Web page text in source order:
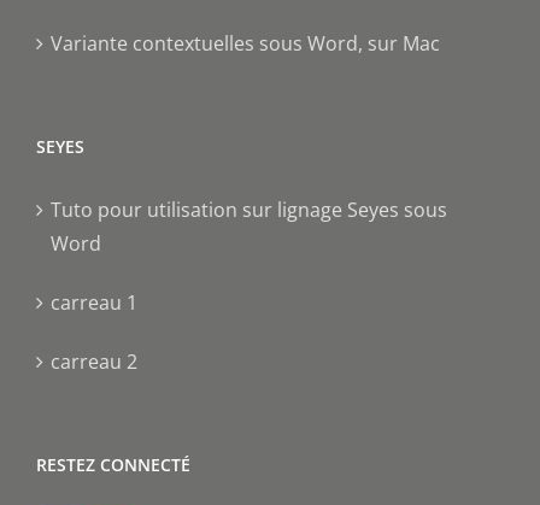
Variante contextuelles sous Word, sur Mac
SEYES
Tuto pour utilisation sur lignage Seyes sous
Word
carreau 1
carreau 2
RESTEZ CONNECTÉ